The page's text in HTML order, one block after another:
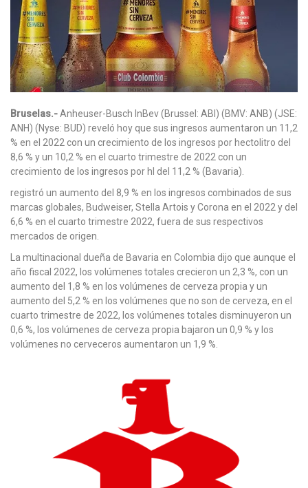
Bruselas.-Anheuser-Busch InBev (Brussel: ABI) (BMV: ANB) (JSE:
ANH) (Nyse: BUD) reveló hoy que sus ingresos aumentaron un 11,2
% en el 2022 con un crecimiento de los ingresos por hectolitro del
8,6 % y un 10,2 % en el cuarto trimestre de 2022 con un
crecimiento de los ingresos por hl del 11,2 % (Bavaria).
registró un aumento del 8,9 % en los ingresos combinados de sus
marcas globales, Budweiser, Stella Artois y Corona en el 2022 y del
6,6 % en el cuarto trimestre 2022, fuera de sus respectivos
mercados de origen.
La multinacional dueña de Bavaria en Colombia dijo que aunque el
año fiscal 2022, los volúmenes totales crecieron un 2,3 %, con un
aumento del 1,8 % en los volúmenes de cerveza propia y un
aumento del 5,2 % en los volúmenes que no son de cerveza, en el
cuarto trimestre de 2022, los volúmenes totales disminuyeron un
0,6 %, los volúmenes de cerveza propia bajaron un 0,9 % y los
volúmenes no cerveceros aumentaron un 1,9 %.